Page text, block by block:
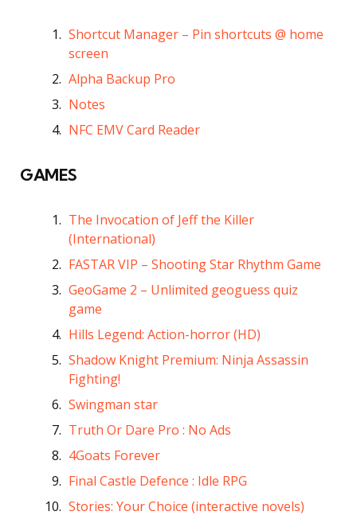
Shortcut Manager – Pin shortcuts @ home
screen
Alpha Backup Pro
Notes
NFC EMV Card Reader
GAMES
The Invocation of Jeff the Killer
(International)
FASTAR VIP – Shooting Star Rhythm Game
GeoGame 2 – Unlimited geoguess quiz
game
Hills Legend: Action-horror (HD)
Shadow Knight Premium: Ninja Assassin
Fighting!
Swingman star
Truth Or Dare Pro : No Ads
4Goats Forever
Final Castle Defence : Idle RPG
Stories: Your Choice (interactive novels)